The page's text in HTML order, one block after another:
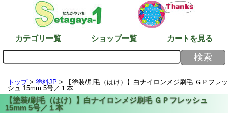
カテゴリ一覧 ショップ一覧 カートを見る
トップ> 塗料JP > 【塗装/刷毛（はけ）】白ナイロンメジ刷毛 ＧＰフレッ
シュ 15mm 5号／１本